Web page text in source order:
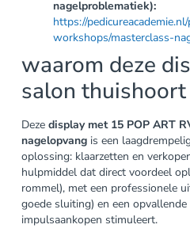
nagelproblematiek):
https://
workshops/masterclass-
waarom deze
salon thuishoort
Deze display met 15 POP ART
nagelopvangis een
oplossing: klaarzetten en
hulpmiddel dat direct voordeel
rommel), met een professionele
goede sluiting) en een
impulsaankopen stimuleert.